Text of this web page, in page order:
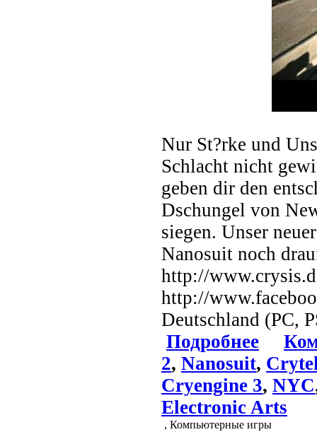
Nur St?rke und
Schlacht nicht
geben dir den
Dschungel von
siegen. Unser
Nanosuit noch
http://
http://
Deutschland (PC,
Подробнее
2, Nanosuit,
Cryengine 3, NYC
Electronic Arts
, Компьютерные игры